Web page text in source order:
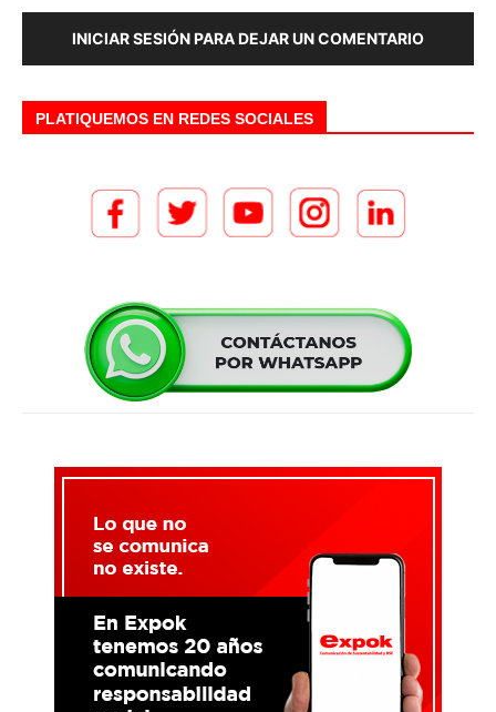
INICIAR SESIÓN PARA DEJAR UN COMENTARIO
PLATIQUEMOS EN REDES SOCIALES